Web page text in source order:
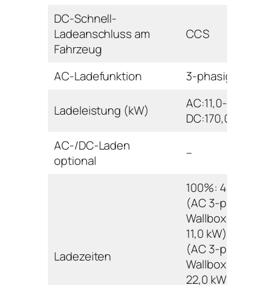
DC-Schnell-
Ladeanschluss am
Fahrzeug
CCS
AC-Ladefunktion 3-phasig
Ladeleistung (kW)
AC:11,0-22,0
DC:170,0
AC-/DC-Laden
optional
–
Ladezeiten
100%: 480 min.
(AC 3-phasig
Wallbox/
11,0 kW), 255 min.
(AC 3-phasig
Wallbox/
22,0 kW); 80%: